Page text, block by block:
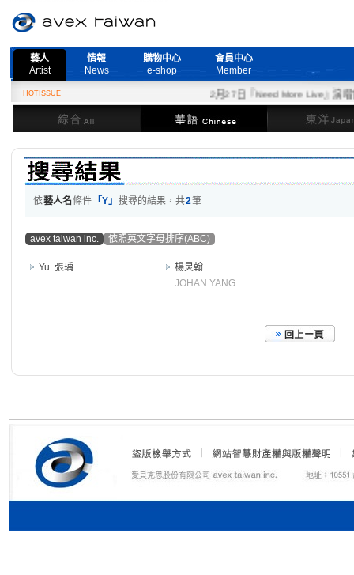
藝人
Artist
情報
News
購物中心
e-shop
會員中心
Member
HOTISSUE
2月27日『Need More Live』演唱會
綜合
華語 東洋
依藝人名條件 「Y」 搜尋的結果，共2筆
avex taiwan inc. 依照英文字母排序(ABC)
Yu. 張瑀
楊炅翰
JOHAN YANG